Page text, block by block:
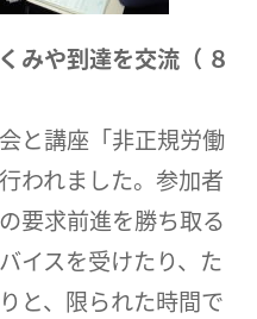
みや到達を交流（ ８
と講座「非正規労働
われました。参加者
要求前進を勝ち取る
イスを受けたり、た
と、限られた時間で